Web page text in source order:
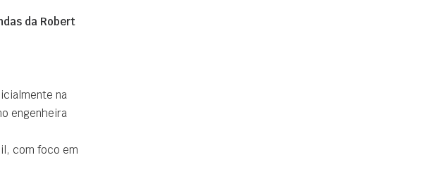
da Robert
na
engenheira
com foco em